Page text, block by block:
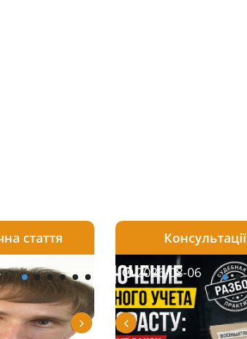
2026-08-06
стаття
2026-08-04
Консультації
05 2026-08-06
2026-07-30